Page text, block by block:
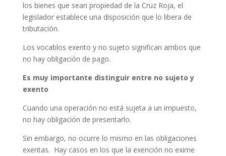
los bienes que sean propiedad de la Cruz Roja, el
legislador establece una disposición que lo libera de
tributación.
Los vocablos exento y no sujeto significan ambos que
no hay obligación de pago.
Es muy importante distinguir entre no sujeto y
exento
Cuando una operación no está sujeta a un impuesto,
no hay obligación de presentarlo.
Sin embargo, no ocurre lo mismo en las obligaciones
exentas. Hay casos en los que la exención no exime